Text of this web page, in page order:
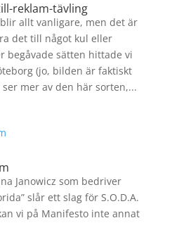
reklam-tävling
allt vanligare, men det är
det till något kul eller
begåvade sätten hittade vi
(jo, bilden är faktiskt
mer av den här sorten,...
Janowicz som bedriver
slår ett slag för S.O.D.A.
vi på Manifesto inte annat